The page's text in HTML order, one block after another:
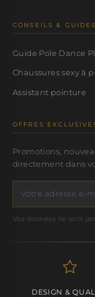
CONSEILS & GUIDES
Guide Pole Dance
Chaussures sexy à
Assistant pointure
OFFRES
Promotions,
directement dans
Vos données ne sont
DESIGN &